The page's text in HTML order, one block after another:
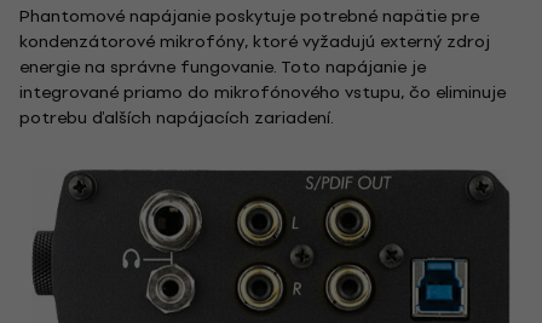
Phantomové napájanie poskytuje potrebné napätie pre
kondenzátorové mikrofóny, ktoré vyžadujú externý zdroj
energie na správne fungovanie. Toto napájanie je
integrované priamo do mikrofónového vstupu, čo eliminuje
potrebu ďalších napájacích zariadení.